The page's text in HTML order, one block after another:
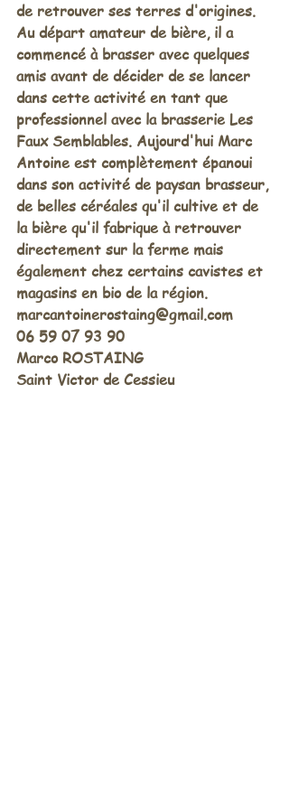
de retrouver ses terres d'origines.
Au départ amateur de bière, il a
commencé à brasser avec quelques
amis avant de décider de se lancer
dans cette activité en tant que
professionnel avec la brasserie Les
Faux Semblables. Aujourd'hui Marc
Antoine est complètement épanoui
dans son activité de paysan brasseur,
de belles céréales qu'il cultive et de
la bière qu'il fabrique à retrouver
directement sur la ferme mais
également chez certains cavistes et
magasins en bio de la région.
marcantoinerostaing@gmail.com
06 59 07 93 90
Marco ROSTAING
Saint Victor de Cessieu